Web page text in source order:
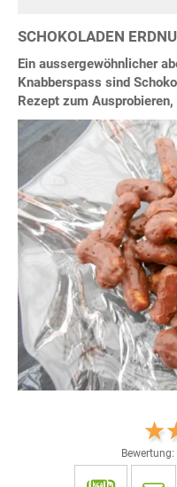
SCHOKOLADEN
Ein aussergewöhnlicher
Knabberspass sind
Rezept zum